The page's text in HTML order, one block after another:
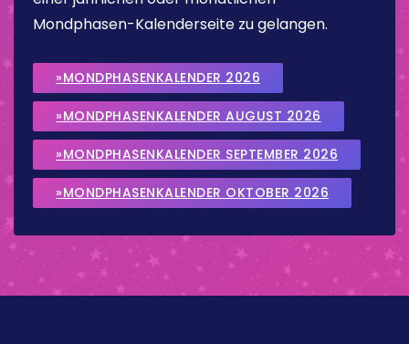
Mondphasen-Kalenderseite zu gelangen.
»MONDPHASENKALENDER 2026
»MONDPHASENKALENDER AUGUST 2026
»MONDPHASENKALENDER SEPTEMBER 2026
»MONDPHASENKALENDER OKTOBER 2026